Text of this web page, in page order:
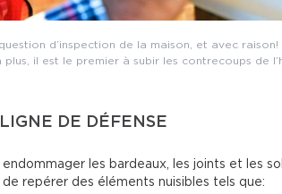
d’inspection de la maison, et avec
plus, il est le premier à subir les contrecoups de
DE DÉFENSE
endommager les bardeaux, les joints et les
repérer des éléments nuisibles tels que: